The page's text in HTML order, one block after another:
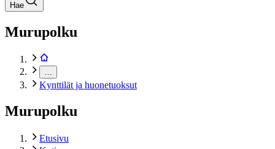
Hae
Murupolku
Kynttilät ja huonetuoksut
Murupolku
Etusivu